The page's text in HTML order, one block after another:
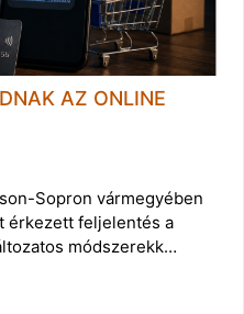
AZ ONLINE
Sopron vármegyében
érkezett feljelentés a
módszerekk…